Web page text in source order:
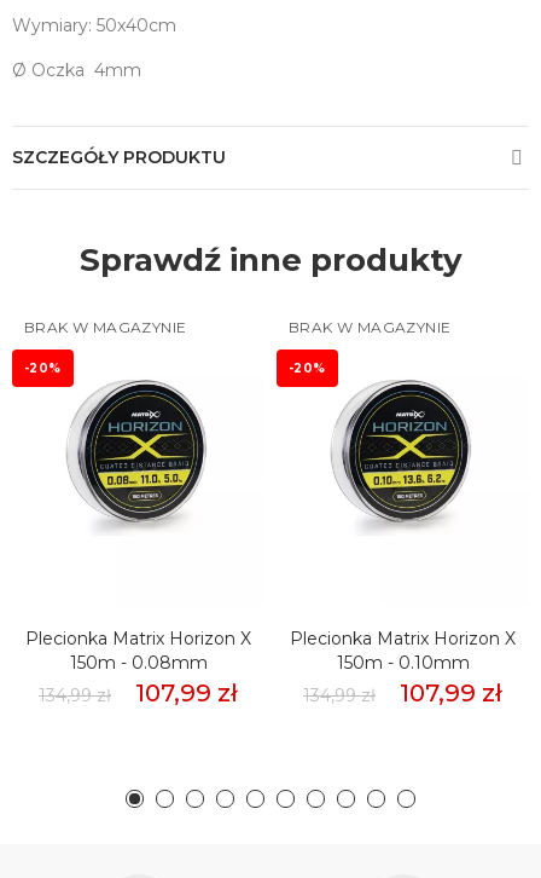
Wymiary: 50x40cm
Ø Oczka 4mm
SZCZEGÓŁY PRODUKTU
Sprawdź inne produkty
BRAK W MAGAZYNIE
-20%
Plecionka Matrix Horizon X
150m - 0.08mm
134,99 zł
107,99 zł
BRAK W MAGAZYNIE
-20%
Plecionka Matrix Horizon X
150m - 0.10mm
134,99 zł
107,99 zł